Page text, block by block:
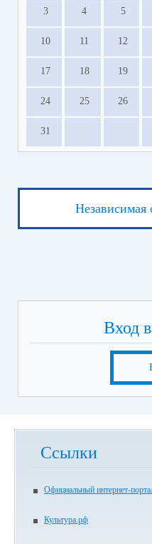
3 4 5
10 11 12
17 18 19
24 25 26
31
Независимая
Вход
Ссылки
Официальный интернет-
Культура.рф